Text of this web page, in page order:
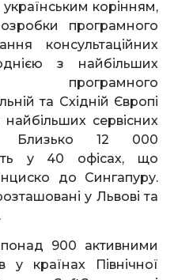
корінням,
програмного
консультаційних
з найбільших
програмного
та Східній Європі
сервісних
Близько 12 000
у 40 офісах, що
до Сингапуру.
у Львові та
900 активними
у країнах Північної